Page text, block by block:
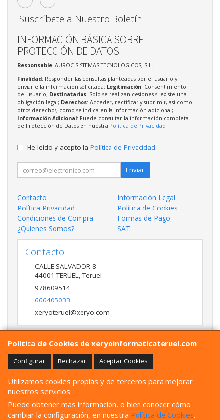
Política de Cookies de xeryoinformaticateruel.com
Configurar Rechazar Aceptar Cookies
Utilizamos cookies propias y de terceros para mejorar
nuestros servicios.
Puede obtener más información, o bien conocer cómo
cambiar la configuración, en nuestra Política de Cookies.
¡Suscríbete a Nuestro Boletín!
INFORMACIÓN BÁSICA SOBRE
PROTECCIÓN DE DATOS
Responsable: AUROC SISTEMAS TECNOLOGICOS, S.L.
Finalidad: Responder las consultas planteadas por el usuario y
enviarle la información solicitada; Legitimación: Consentimiento
del usuario; Destinatarios: Solo se realizan cesiones si existe una
obligación legal; Derechos: Acceder, rectificar y suprimir, así como
otros derechos, como se indica en la información adicional;
Información Adicional: Puede consultar la información completa
de Protección de Datos en nuestra Política de Privacidad
He leído y acepto la Política de Privacidad.
Enviar
Contacto
Información Legal
Política Privacidad
Política de Cookies
Condiciones de Compra
Formas de Pago
¿Quienes Somos?
SAT
Contacto
CALLE SALVADOR 8
44001 TERUEL,Teruel
978609514
666405033
xeryoteruel@xeryo.com
Horario
LUNES A VIERNES 9:30 A 13:30 17:00 a 20:00 Y
SÁBADO 10:00 A 13:30
CALLE SALVADOR 8, 44001, Teruel, España. -Tfno: 978609514Whatsapp
666405033